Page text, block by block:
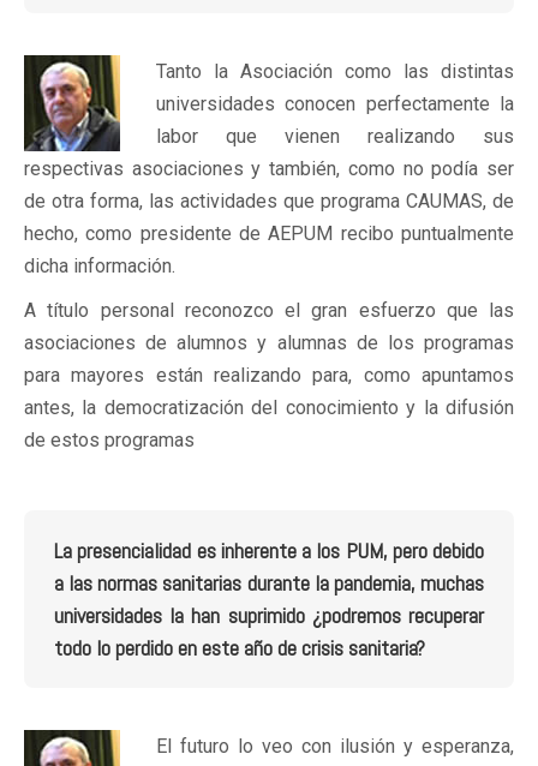
Tanto la Asociación como las distintas
universidades conocen perfectamente la
labor que vienen realizando sus
respectivas asociaciones y también, como no podía ser
de otra forma, las actividades que programa CAUMAS, de
hecho, como presidente de AEPUM recibo puntualmente
dicha información.
A título personal reconozco el gran esfuerzo que las
asociaciones de alumnos y alumnas de los programas
para mayores están realizando para, como apuntamos
antes, la democratización del conocimiento y la difusión
de estos programas
La presencialidad es inherente a los PUM, pero debido
a las normas sanitarias durante la pandemia, muchas
universidades la han suprimido ¿podremos recuperar
todo lo perdido en este año de crisis sanitaria?
El futuro lo veo con ilusión y esperanza,